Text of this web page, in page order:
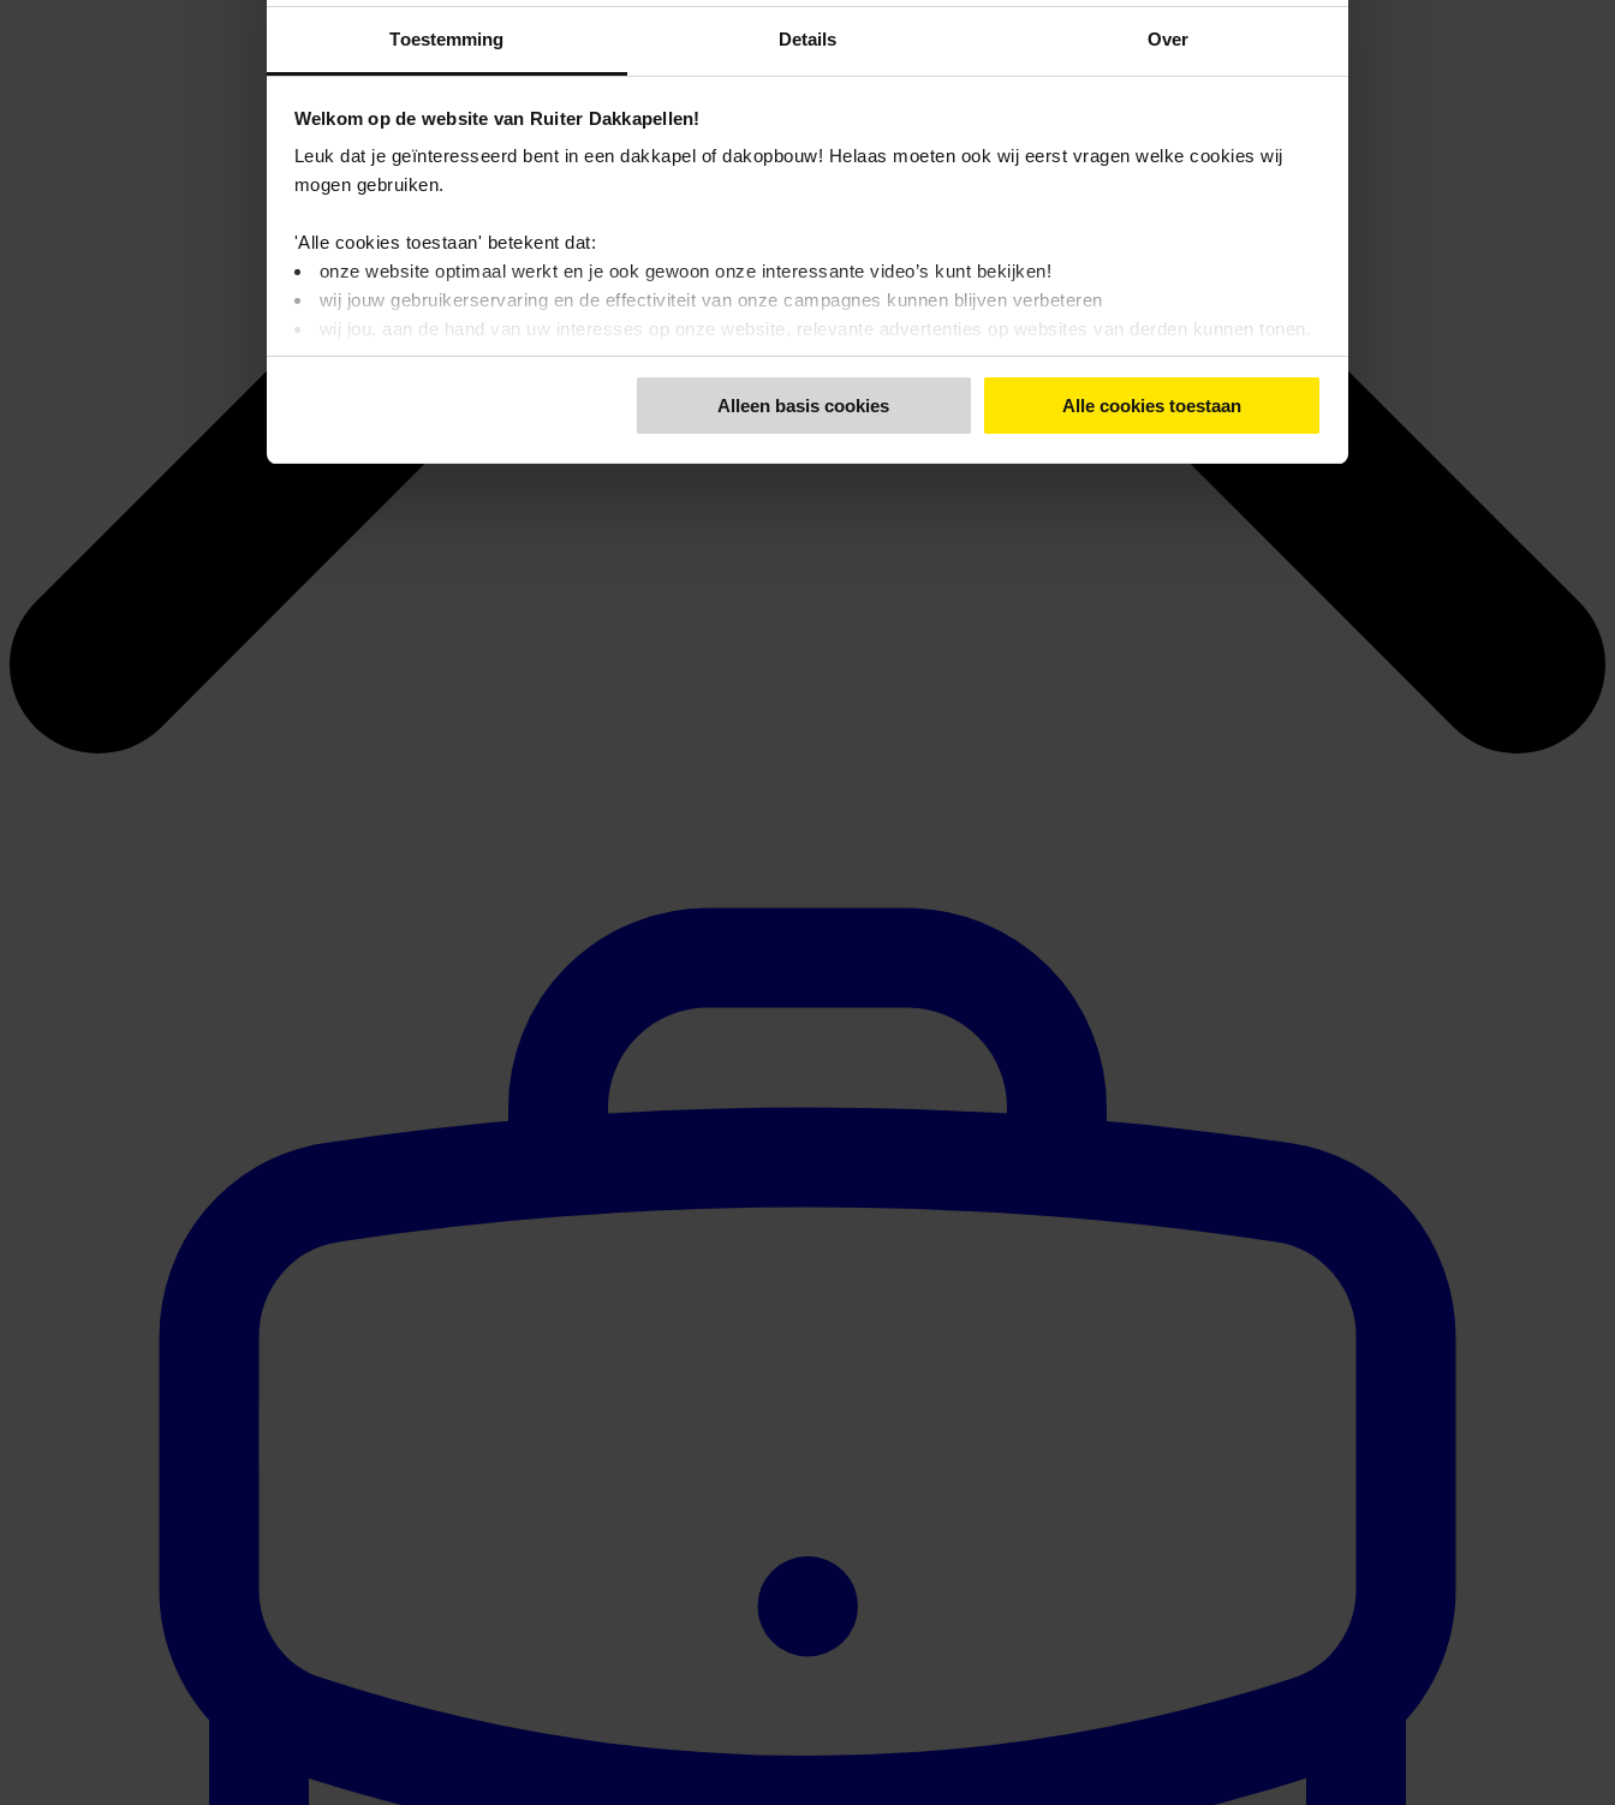
Toestemming Details Over
Welkom op de website van Ruiter Dakkapellen!
Leuk dat je geïnteresseerd bent in een dakkapel of dakopbouw! Helaas moeten ook wij eerst vragen welke cookies wij
mogen gebruiken.
'Alle cookies toestaan' betekent dat:
onze website optimaal werkt en je ook gewoon onze interessante video’s kunt bekijken!
wij jouw gebruikerservaring en de effectiviteit van onze campagnes kunnen blijven verbeteren
wij jou, aan de hand van uw interesses op onze website, relevante advertenties op websites van derden kunnen tonen.
je onze video’s niet kunt bekijken, zonde toch…?
Dit bericht verdwijnt zodra u een keuze maakt. Via de knop 'Details tonen' en de pagina '
' vindt u meer
informatie. Op deze pagina kunt u ook uw keuze aanpassen.
Alleen basis cookies Alle cookies toestaan